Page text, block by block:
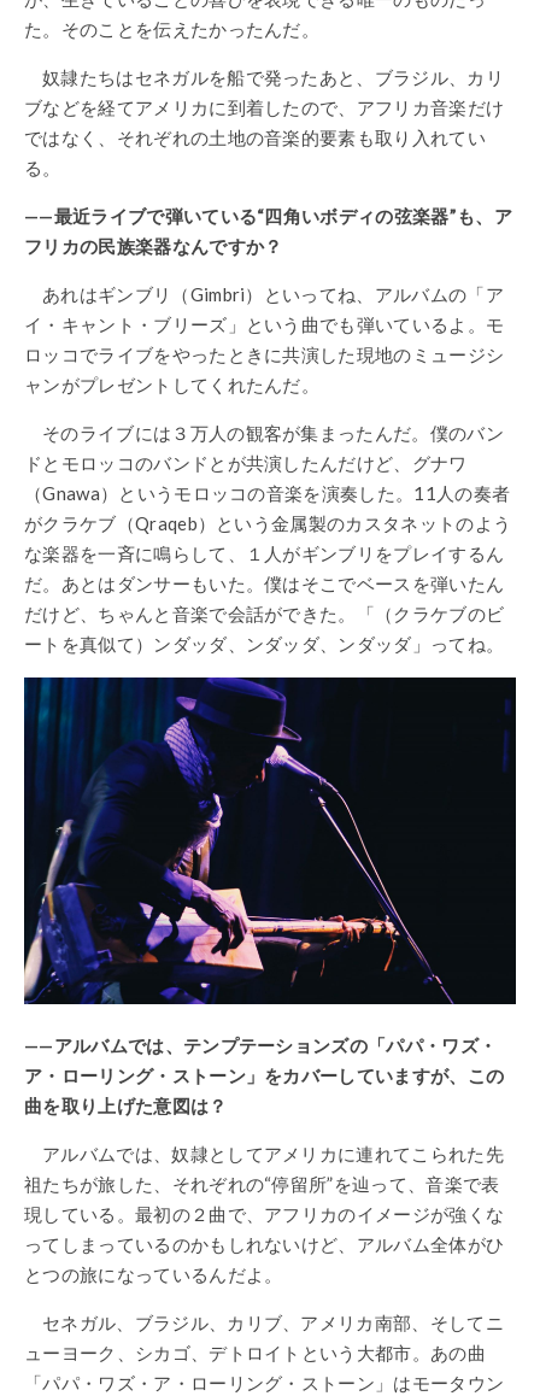
た。そのことを伝えたかったんだ。
奴隷たちはセネガルを船で発ったあと、ブラジル、カリ
ブなどを経てアメリカに到着したので、アフリカ音楽だけ
ではなく、それぞれの土地の音楽的要素も取り入れてい
る。
——最近ライブで弾いている“四角いボディの弦楽器”も、ア
フリカの民族楽器なんですか？
あれはギンブリ（Gimbri）といってね、アルバムの「ア
イ・キャント・ブリーズ」という曲でも弾いているよ。モ
ロッコでライブをやったときに共演した現地のミュージシ
ャンがプレゼントしてくれたんだ。
そのライブには３万人の観客が集まったんだ。僕のバン
ドとモロッコのバンドとが共演したんだけど、グナワ
（Gnawa）というモロッコの音楽を演奏した。11人の奏者
がクラケブ（Qraqeb）という金属製のカスタネットのよう
な楽器を一斉に鳴らして、１人がギンブリをプレイするん
だ。あとはダンサーもいた。僕はそこでベースを弾いたん
だけど、ちゃんと音楽で会話ができた。「（クラケブのビ
ートを真似て）ンダッダ、ンダッダ、ンダッダ」ってね。
——アルバムでは、テンプテーションズの「パパ・ワズ・
ア・ローリング・ストーン」をカバーしていますが、この
曲を取り上げた意図は？
アルバムでは、奴隷としてアメリカに連れてこられた先
祖たちが旅した、それぞれの“停留所”を辿って、音楽で表
現している。最初の２曲で、アフリカのイメージが強くな
ってしまっているのかもしれないけど、アルバム全体がひ
とつの旅になっているんだよ。
セネガル、ブラジル、カリブ、アメリカ南部、そしてニ
ューヨーク、シカゴ、デトロイトという大都市。あの曲
「パパ・ワズ・ア・ローリング・ストーン」はモータウン